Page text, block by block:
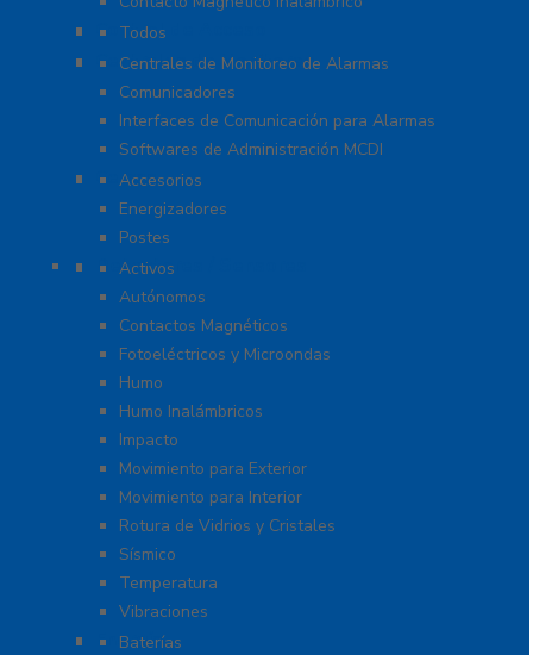
Control de Acceso
Todos
Centrales de Monitoreo
Centrales de Monitoreo de Alarmas
Comunicadores
Interfaces de Comunicación para Alarmas
Softwares de Administración MCDI
Cercas
Accesorios
Energizadores
Postes
Detectores / Sensores
Activos
Autónomos
Contactos Magnéticos
Fotoeléctricos y Microondas
Humo
Humo Inalámbricos
Impacto
Movimiento para Exterior
Movimiento para Interior
Rotura de Vidrios y Cristales
Sísmico
Temperatura
Vibraciones
Energía
Baterías